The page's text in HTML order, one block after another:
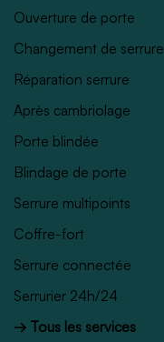
Ouverture de porte
Changement de serrure
Réparation serrure
Après cambriolage
Porte blindée
Blindage de porte
Serrure multipoints
Coffre-fort
Serrure connectée
Serrurier 24h/24
→ Tous les services